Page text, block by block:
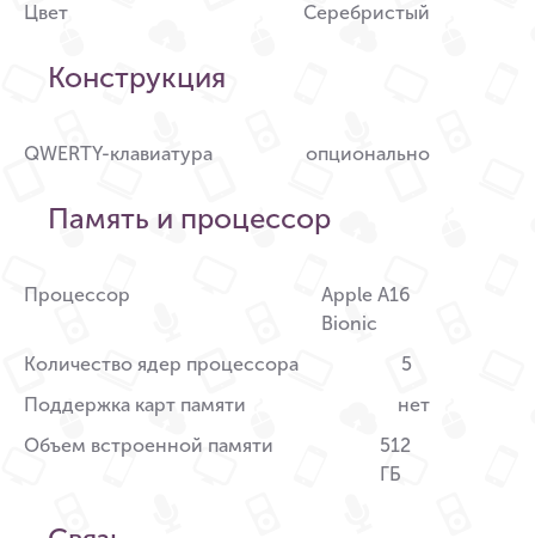
Цвет
Серебристый
Конструкция
QWERTY-клавиатура опционально
Память и процессор
Процессор
Apple A16
Bionic
Количество ядер процессора
5
Поддержка карт памяти
нет
Объем встроенной памяти
512
ГБ